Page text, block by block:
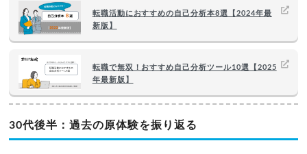
転職活動におすすめの自己分析本8選【2024年最
新版】
転職で無双！おすすめ自己分析ツール10選【2025
年最新版】
30代後半：過去の原体験を振り返る